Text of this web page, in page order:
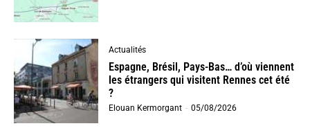
Actualités
Espagne, Brésil, Pays-Bas… d’où viennent
les étrangers qui visitent Rennes cet été
?
Elouan Kermorgant - 05/08/2026